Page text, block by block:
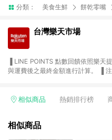
分類： 美食生鮮 餅乾零嘴
台灣樂天市場
與運費後之最終金額進行計算。 ▐ 注意事項 (1) 部分服務及店家
Smart mobile、神腦生活、JS巨盛
台灣樂天市場，並在同一瀏覽器於24
相似商品 熱銷排行榜
相似商品